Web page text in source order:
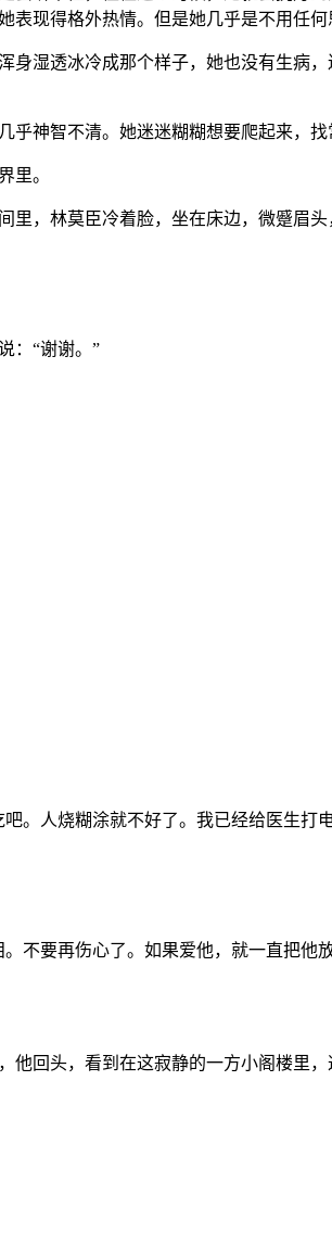
现得格外热情。但是她几乎是不用任何
湿透冰冷成那个样子，她也没有生病
神智不清。她迷迷糊糊想要爬起来，
里。
，林莫臣冷着脸，坐在床边，微蹙眉头
：“谢谢。”
。人烧糊涂就不好了。我已经给医生打
不要再伤心了。如果爱他，就一直把
回头，看到在这寂静的一方小阁楼里